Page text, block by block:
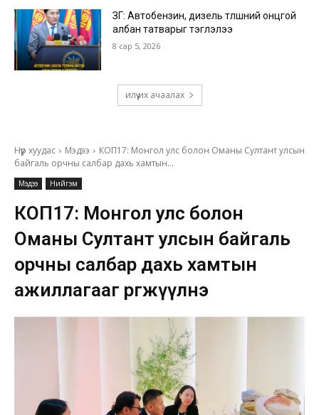
ЗГ: Автобензин, дизель түлшний онцгой
албан татварыг тэглэлээ
8 сар 5, 2026
илүү их ачаалах